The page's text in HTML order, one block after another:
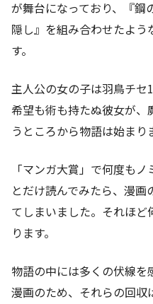
が舞台になっており、『鋼
隠し』を組み合わせたよう
す。
主人公の女の子は羽鳥チセ
希望も術も持たぬ彼女が、
うところから物語は始まり
「マンガ大賞」で何度も
とだけ読んでみたら、漫
てしまいました。それほ
ります。
物語の中には多くの伏線
漫画のため、それらの回収